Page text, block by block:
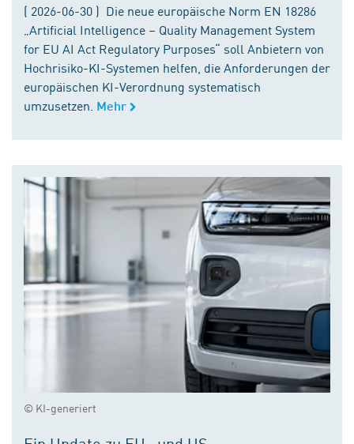
( 2026-06-30 ) Die neue europäische Norm EN 18286
„Artificial Intelligence – Quality Management System
for EU AI Act Regulatory Purposes“ soll Anbietern von
Hochrisiko-KI-Systemen helfen, die Anforderungen der
europäischen KI-Verordnung systematisch
umzusetzen. Mehr
© KI-generiert